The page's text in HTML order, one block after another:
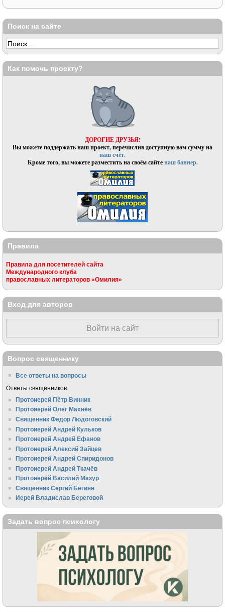
Поиск на сайте
Как помочь проекту?
ДОРОГИЕ ДРУЗЬЯ!
Вы можете поддержать наш проект, перечислив доступную вам сумму на
наш счёт.
Кроме того, вы можете разместить на своём сайтенаш баннер.
Правила
Правила для посетителей сайта
Международного клуба
православных литераторов «Омилия»
Вход для авторов
Войти на сайт
Вопрос священнику
Все ответы на вопросы
Ответы священников:
Протоиерей Пётр Винник
Протоиерей Олег Махнёв
Священник Федор Людоговский
Протоиерей Андрей Кульков
Протоиерей Андрей Ефанов
Протоиерей Алексий Зайцев
Протоиерей Андрей Спиридонов
Протоиерей Андрей Ткачёв
Протоиерей Василий Мазур
Священник Сергий Бегиян
Иерей Владислав Береговой
Задать вопрос психологу